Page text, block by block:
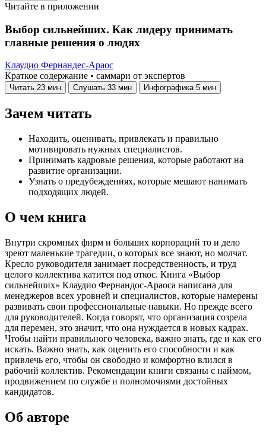
Читайте в приложении
Выбор сильнейших. Как лидеру принимать
главные решения о людях
Клаудио Фернандес-Араос
Краткое содержание • саммари от экспертов
Читать 23 мин Слушать 33 мин Инфографика 5 мин
Зачем читать
Находить, оценивать, привлекать и правильно
мотивировать нужных специалистов.
Принимать кадровые решения, которые работают на
развитие организации.
Узнать о предубеждениях, которые мешают нанимать
подходящих людей.
О чем книга
Внутри скромных фирм и больших корпораций то и дело
зреют маленькие трагедии, о которых все знают, но молчат.
Кресло руководителя занимает посредственность, и труд
целого коллектива катится под откос. Книга «Выбор
сильнейших» Клаудио Фернандос-Араоса написана для
менеджеров всех уровней и специалистов, которые намерены
развивать свои профессиональные навыки. Но прежде всего
для руководителей. Когда говорят, что организация созрела
для перемен, это значит, что она нуждается в новых кадрах.
Чтобы найти правильного человека, важно знать, где и как его
искать. Важно знать, как оценить его способности и как
привлечь его, чтобы он свободно и комфортно влился в
рабочий коллектив. Рекомендации книги связаны с наймом,
продвижением по службе и полномочиями достойных
кандидатов.
Об авторе